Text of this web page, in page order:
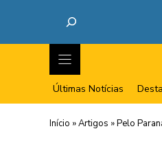
Últimas Notícias
Início »Artigos »Pelo